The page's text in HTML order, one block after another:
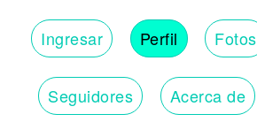
Ingresar Perfil Fotos
Seguidores Acerca de